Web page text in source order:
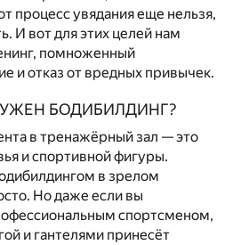
процесс увядания еще нельзя,
И вот для этих целей нам
помноженный
и отказ от вредных привычек.
БОДИБИЛДИНГ?
в тренажёрный зал — это
и спортивной фигуры.
в зрелом
Но даже если вы
спортсменом,
и гантелями принесёт